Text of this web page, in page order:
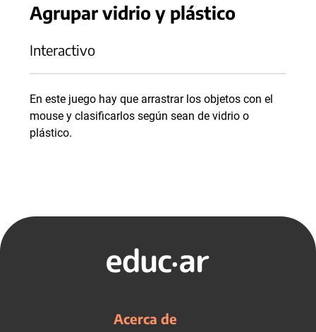
Agrupar vidrio y plástico
Interactivo
En este juego hay que arrastrar los objetos con el
mouse y clasificarlos según sean de vidrio o
plástico.
Acerca de